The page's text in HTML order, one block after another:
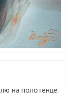
на полотенце.